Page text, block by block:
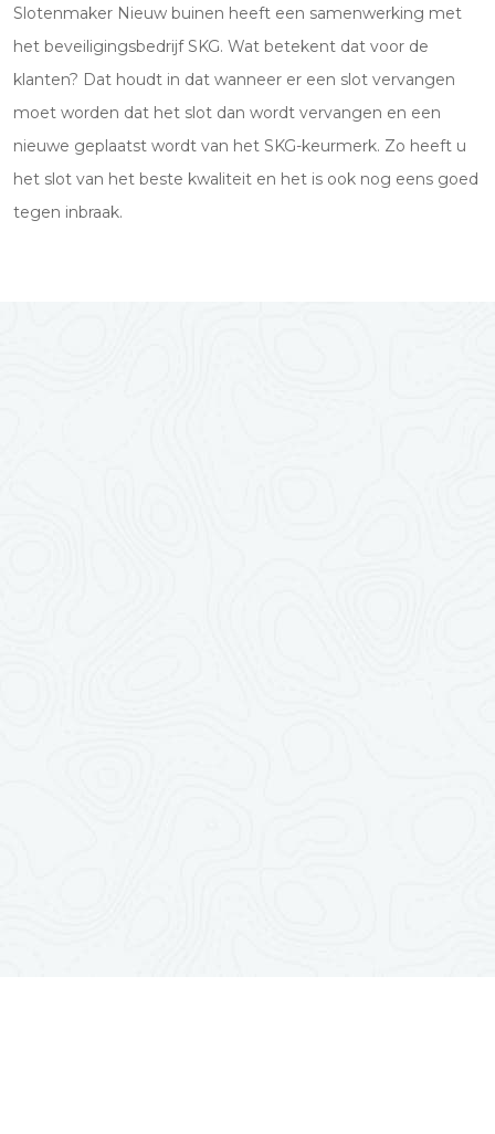
Slotenmaker Nieuw buinen heeft een samenwerking met
het beveiligingsbedrijf SKG. Wat betekent dat voor de
klanten? Dat houdt in dat wanneer er een slot vervangen
moet worden dat het slot dan wordt vervangen en een
nieuwe geplaatst wordt van het SKG-keurmerk. Zo heeft u
het slot van het beste kwaliteit en het is ook nog eens goed
tegen inbraak.